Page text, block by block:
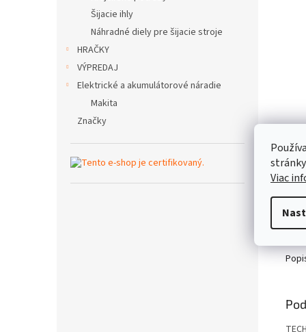
Viac
Šijacie ihly
Náhradné diely pre šijacie stroje
HRAČKY
VÝPREDAJ
Elektrické a akumulátorové náradie
Makita
Značky